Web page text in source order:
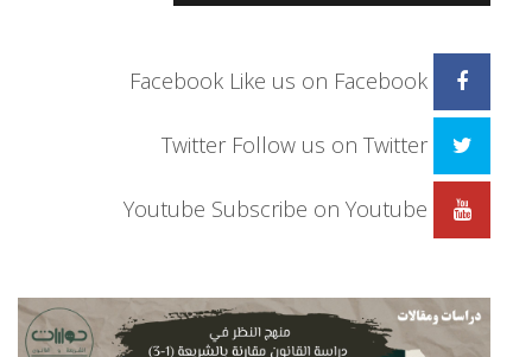
Facebook Like us on Facebook
Twitter Follow us on Twitter
Youtube Subscribe on Youtube